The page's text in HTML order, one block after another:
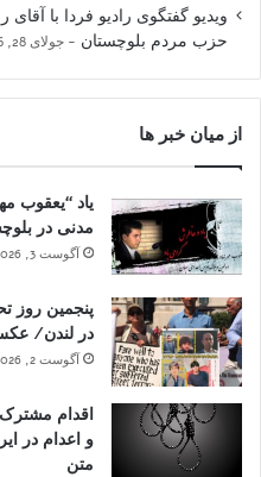
ویدیو گفتگوی رادیو فردا با
حزب مردم بلوچستان
جولای 28, 2026
از میان خبر ها
یاد “یعقوب
مدنی در
آگوست 3, 2026
پنجمین روز
در لندن/
آگوست 2, 2026
اقدام
و اعدام در
متن